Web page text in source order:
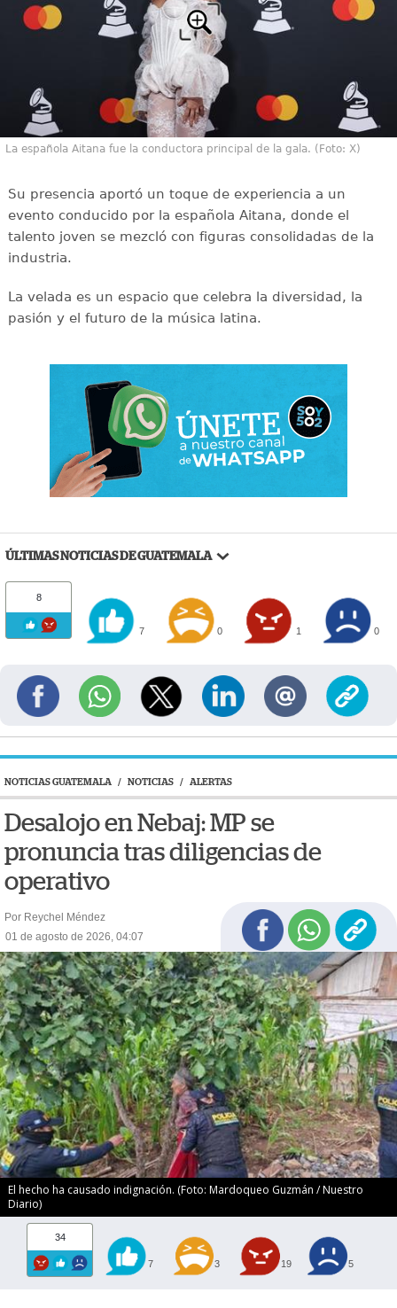
La española Aitana fue la conductora principal de la gala. (Foto: X)
Su presencia aportó un toque de experiencia a un
evento conducido por la española Aitana, donde el
talento joven se mezcló con figuras consolidadas de la
industria.
La velada es un espacio que celebra la diversidad, la
pasión y el futuro de la música latina.
ÚLTIMAS NOTICIAS DE GUATEMALA
8
7 0 1 0
NOTICIAS GUATEMALA / NOTICIAS / ALERTAS
Desalojo en Nebaj: MP se
pronuncia tras diligencias de
operativo
Por Reychel Méndez
01 de agosto de 2026, 04:07
El hecho ha causado indignación. (Foto: Mardoqueo Guzmán / Nuestro
Diario)
34
7 3 19 5